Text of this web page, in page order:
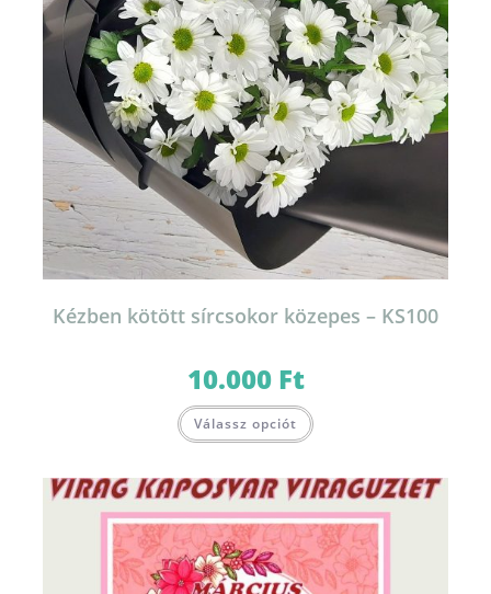
Kézben kötött sírcsokor közepes – KS100
10.000 Ft
Válassz opciót